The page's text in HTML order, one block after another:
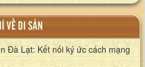
VỀ DI SẢN
Đà Lạt: Kết nối ký ức cách mạng